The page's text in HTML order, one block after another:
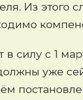
Из этого
силу с 1
уже